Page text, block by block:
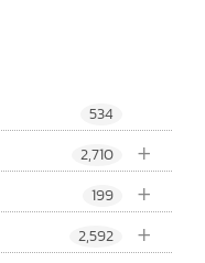
534
+
2,710
+
199
+
2,592